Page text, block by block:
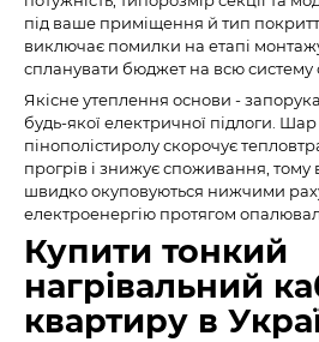
під ваше приміщення й тип
виключає помилки на етапі
спланувати бюджет на всю систему
Якісне утеплення основи -
будь-якої електричної підлоги.
пінополістиролу скорочує
прогрів і знижує споживання, тому
швидко окуповуються нижчими
електроенергію протягом
Купити тонкий
нагрівальний
квартиру в